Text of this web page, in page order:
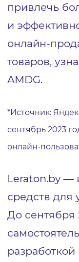
привлечь
и
онлайн-
товаров,
AMDG.
*Источник:
сентябрь 2023
онлайн-
Leraton.by —
средств для
До сентября